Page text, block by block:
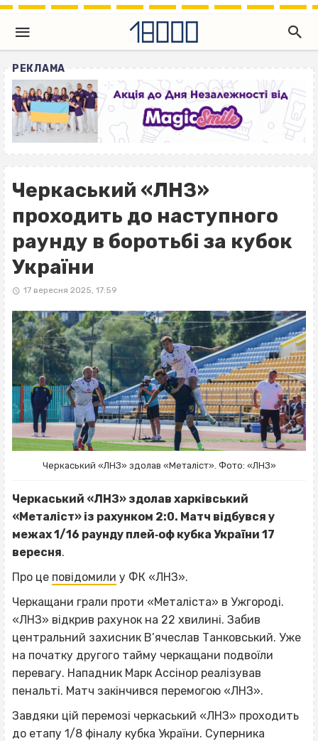
РЕКЛАМА
Черкаський «ЛНЗ»
проходить до наступного
раунду в боротьбі за кубок
України
17 вересня 2025, 17:59
Черкаський «ЛНЗ» здолав «Металіст». Фото: «ЛНЗ»
Черкаський «ЛНЗ» здолав харківський
«Металіст» із рахунком 2:0. Матч відбувся у
межах 1/16 раунду плей‐оф кубка України 17
вересня.
Про це повідомили у ФК «ЛНЗ».
Черкащани грали проти «Металіста» в Ужгороді.
«ЛНЗ» відкрив рахунок на 22 хвилині. Забив
центральний захисник В’ячеслав Танковський. Уже
на початку другого тайму черкащани подвоїли
перевагу. Нападник Марк Ассінор реалізував
пенальті. Матч закінчився перемогою «ЛНЗ».
Завдяки цій перемозі черкаський «ЛНЗ» проходить
до етапу 1/8 фіналу кубка України. Суперника